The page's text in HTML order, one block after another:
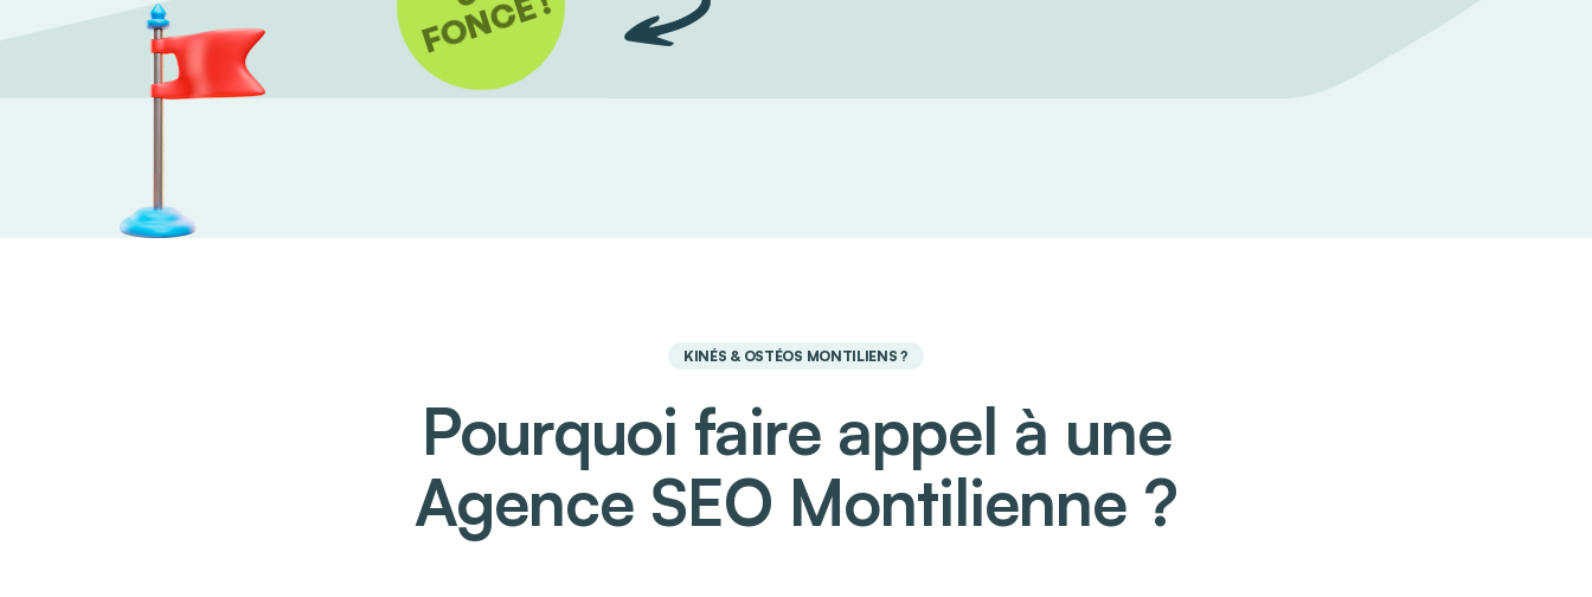
FONCE !
KINÉS & OSTÉOS MONTILIENS ?
Pourquoi faire appel à une
Agence SEO Montilienne ?